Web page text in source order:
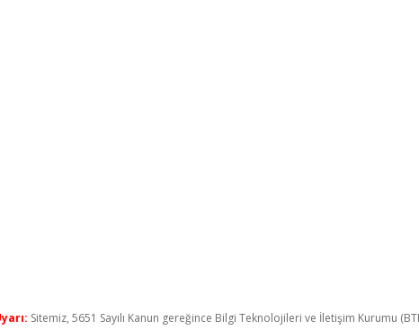
Sitemiz, 5651 Sayılı Kanun gereğince Bilgi Teknolojileri ve İletişim Kurumu